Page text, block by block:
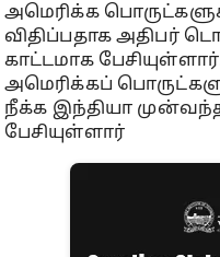
அமெரிக்க
விதிப்பதாக அதிபர்
காட்டமாக
அமெரிக்கப்
நீக்க இந்தியா
பேசியுள்ளார்